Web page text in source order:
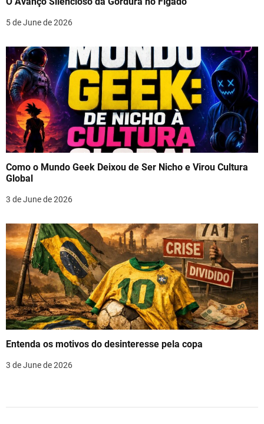
5 de June de 2026
Como o Mundo Geek Deixou de Ser Nicho e Virou Cultura
Global
3 de June de 2026
Entenda os motivos do desinteresse pela copa
3 de June de 2026